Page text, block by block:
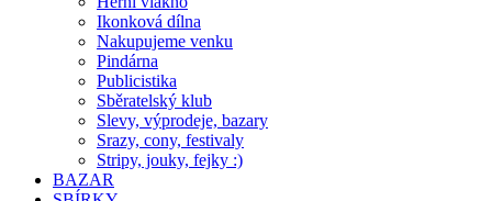
Ikonková dílna
Nakupujeme venku
Pindárna
Publicistika
Sběratelský klub
Slevy, výprodeje, bazary
Srazy, cony, festivaly
Stripy, jouky, fejky :)
BAZAR